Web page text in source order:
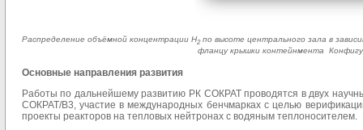
Распределение объёмной концентрации H2по высоте центрального зала в
фланцу крышки контейнмента
Основные направления развития
Работы по дальнейшему развитию РК СОКРАТ проводятся в двух
СОКРАТ/В3, участие в международных бенчмарках с целью
проекты реакторов на тепловых нейтронах с водяным теплоносителем.